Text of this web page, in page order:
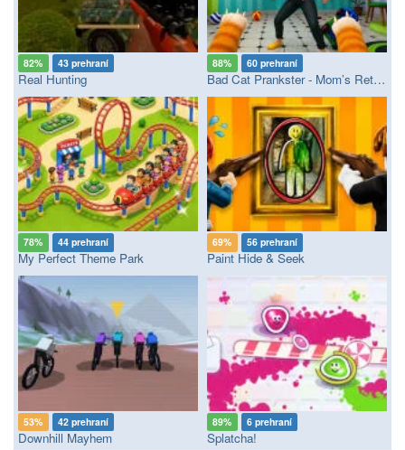
82% 43 prehraní
Real Hunting
88% 60 prehraní
Bad Cat Prankster - Mom’s Return
78% 44 prehraní
My Perfect Theme Park
69% 56 prehraní
Paint Hide & Seek
53% 42 prehraní
Downhill Mayhem
89% 6 prehraní
Splatcha!